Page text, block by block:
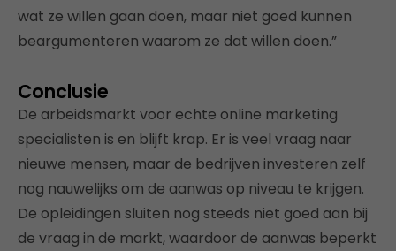
wat ze willen gaan doen, maar niet goed kunnen
beargumenteren waarom ze dat willen doen.”
Conclusie
De arbeidsmarkt voor echte online marketing
specialisten is en blijft krap. Er is veel vraag naar
nieuwe mensen, maar de bedrijven investeren zelf
nog nauwelijks om de aanwas op niveau te krijgen.
De opleidingen sluiten nog steeds niet goed aan bij
de vraag in de markt, waardoor de aanwas beperkt